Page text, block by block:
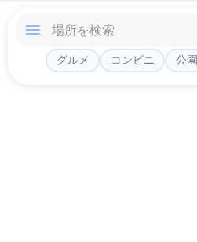
グルメ コンビニ 公園